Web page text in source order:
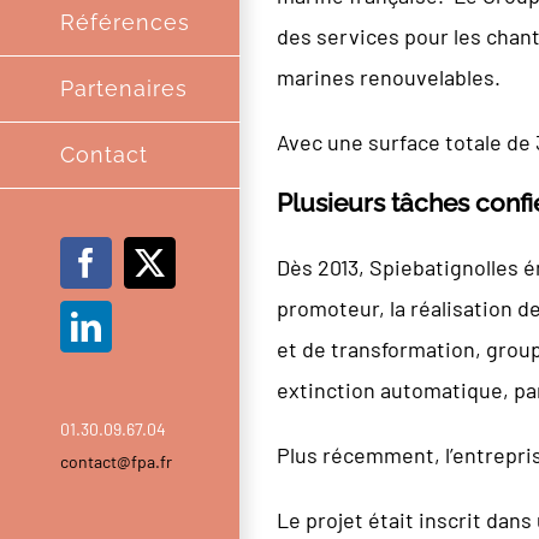
Références
Partenaires
Contact
Facebook
X
LinkedIn
01.30.09.67.04
contact@fpa.fr
des services pour les
marines renouvelables.
Avec une surface totale
Plusieurs tâches
Dès 2013, Spiebatignolles
promoteur, la réalisation
et de transformation,
extinction automatique,
Plus récemment,
Le projet était inscrit dans